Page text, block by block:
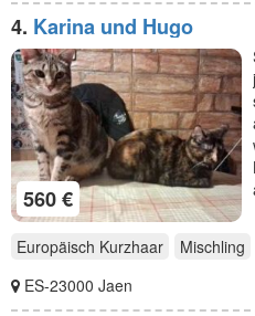
4. Karina und Hugo
560 €
Europäisch Kurzhaar Mischling
ES-23000 Jaen